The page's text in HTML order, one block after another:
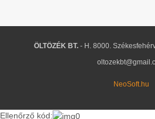
ÖLTÖZÉK BT. - H. 8000.
NeoSoft.hu
Ellenőrző kód: